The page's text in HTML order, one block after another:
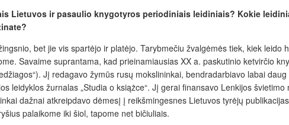
Lietuvos ir pasaulio knygotyros periodiniais leidiniais? Kokie
bet jie vis spartėjo ir platėjo. Tarybmečiu žvalgėmės tiek, kiek leido
Savaime suprantama, kad prieinamiausias XX a. paskutinio ketvirčio
Jį redagavo žymūs rusų mokslininkai, bendradarbiavo labai
leidyklos žurnalas „Studia o książce“. Jį gerai finansavo Lenkijos
dažnai atkreipdavo dėmesį į reikšmingesnes Lietuvos tyrėjų
palaikome iki šiol, tapome net bičiuliais.